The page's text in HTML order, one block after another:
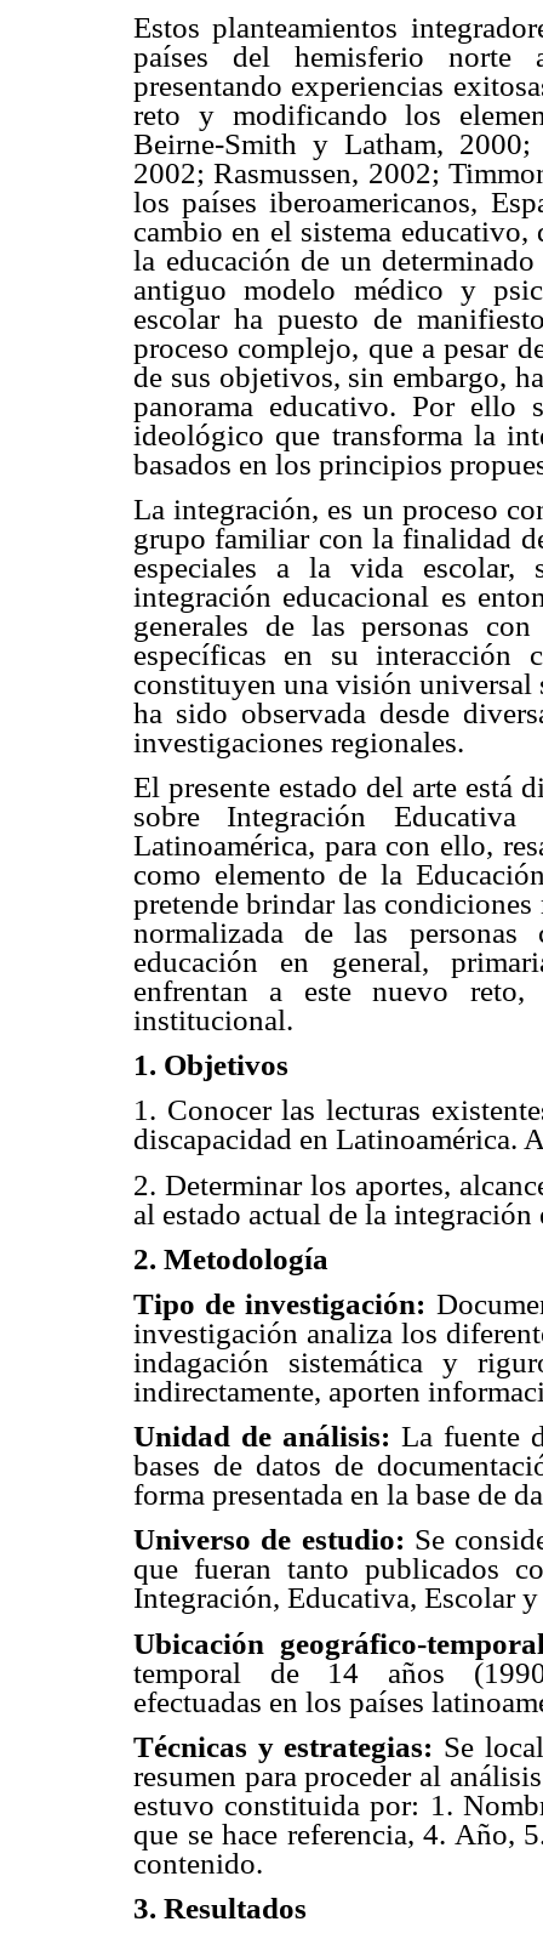
Estos planteamientos
países del hemisferio norte
presentando experiencias
reto y modificando los
Beirne-Smith y Latham,
2002; Rasmussen, 2002;
los países iberoamericanos,
cambio en el sistema educativo,
la educación de un
antiguo modelo médico y
escolar ha puesto de
proceso complejo, que a pesar
de sus objetivos, sin embargo,
panorama educativo. Por ello
ideológico que transforma la
basados en los principios
La integración, es un proceso
grupo familiar con la finalidad
especiales a la vida
integración educacional es
generales de las personas
específicas en su interacción
constituyen una visión universal
ha sido observada desde
investigaciones regionales.
El presente estado del arte está
sobre Integración
Latinoamérica, para con ello,
como elemento de la
pretende brindar las
normalizada de las
educación en general,
enfrentan a este nuevo
institucional.
1. Objetivos
1. Conocer las lecturas
discapacidad en Latinoamérica.
2. Determinar los aportes,
al estado actual de la
2. Metodología
Tipo de investigación:
investigación analiza los
indagación sistemática y
indirectamente, aporten
Unidad de análisis: La fuente
bases de datos de
forma presentada en la base de
Universo de estudio: Se
que fueran tanto publicados
Integración, Educativa, Escolar
Ubicación geográfico-
temporal de 14 años
efectuadas en los países
Técnicas y estrategias: Se
resumen para proceder al
estuvo constituida por: 1.
que se hace referencia, 4. Año,
contenido.
3. Resultados